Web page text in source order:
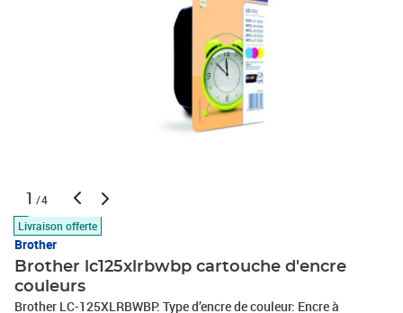
1 /4
Livraison offerte
Brother
Brother lc125xlrbwbp cartouche d'encre
couleurs
Brother LC-125XLRBWBP. Type d’encre de couleur: Encre à